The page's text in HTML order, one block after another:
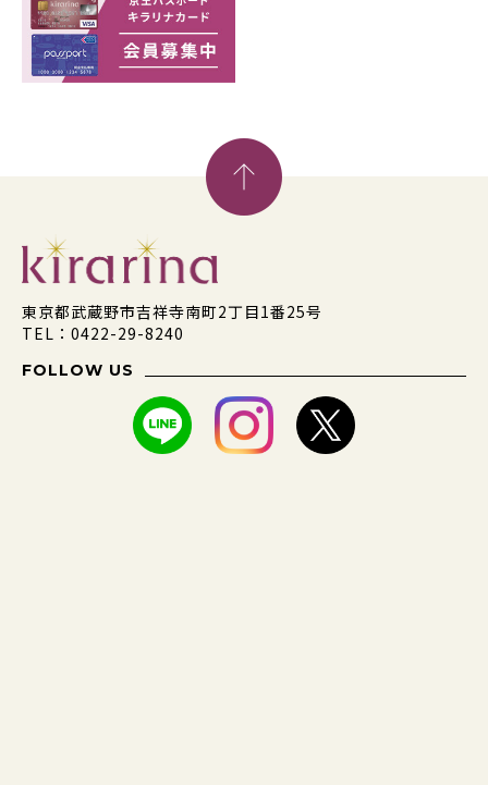
東京都武蔵野市吉祥寺南町2丁目1番25号
TEL：0422-29-8240
FOLLOW US